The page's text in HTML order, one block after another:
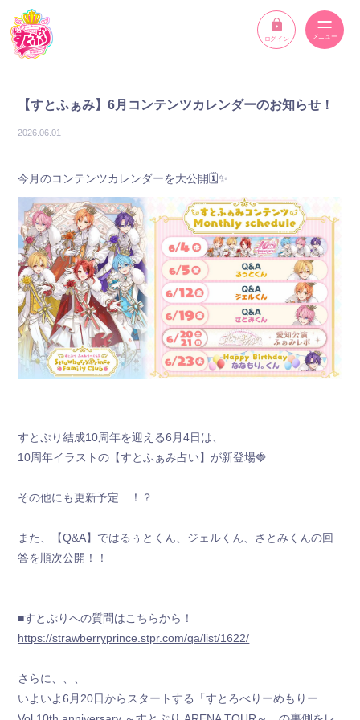
ログイン
ニュース
スケジュール
イベント
メンバー
YouTube
ディスコグラフィー
STPR ONLINE STORE
ふぁみレポ
ラジオ
【すとふぁみ】6月コンテンツカレンダーのお知らせ！
2026.06.01
今月のコンテンツカレンダーを大公開🗓️✨️
すとぷり結成10周年を迎える6月4日は、
10周年イラストの【すとふぁみ占い】が新登場🍓
その他にも更新予定…！？
また、【Q&A】ではるぅとくん、ジェルくん、さとみくんの回
答を順次公開！！
■すとぷりへの質問はこちらから！
https://strawberryprince.stpr.com/qa/list/1622/
さらに、、、
いよいよ6月20日からスタートする「すとろべりーめもりー